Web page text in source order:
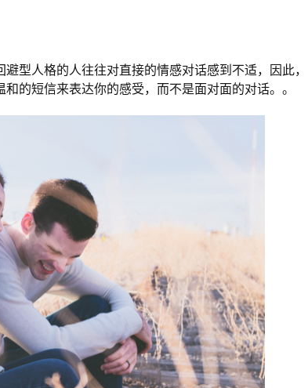
避型人格的人往往对直接的情感对话感到不适，因此，
的短信来表达你的感受，而不是面对面的对话。。